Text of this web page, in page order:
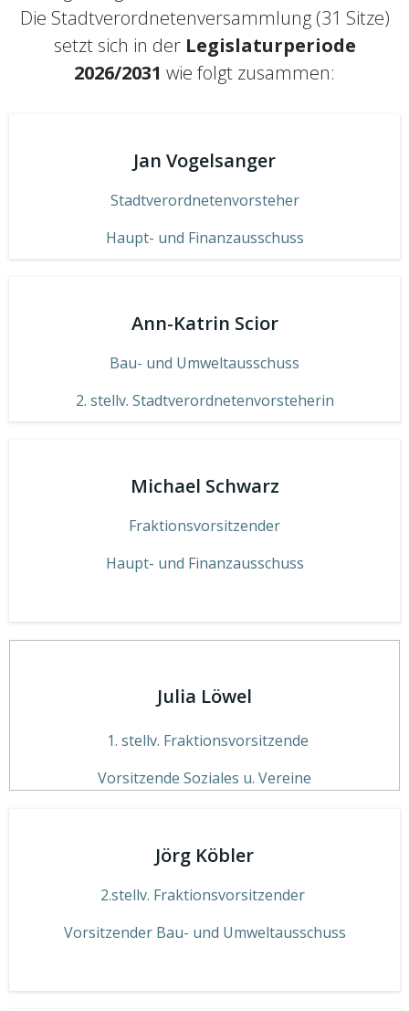
Die Stadtverordnetenversammlung (31 Sitze)
setzt sich in der Legislaturperiode
2026/2031 wie folgt zusammen:
Jan Vogelsanger
Stadtverordnetenvorsteher
Haupt- und Finanzausschuss
Ann-Katrin Scior
Bau- und Umweltausschuss
2. stellv. Stadtverordnetenvorsteherin
Michael Schwarz
Fraktionsvorsitzender
Haupt- und Finanzausschuss
Julia Löwel
stellv. Fraktionsvorsitzende
Vorsitzende Soziales u. Vereine
Jörg Köbler
2.stellv. Fraktionsvorsitzender
Vorsitzender Bau- und Umweltausschuss